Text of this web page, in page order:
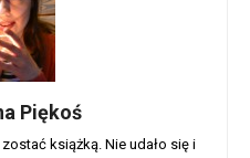
Piękoś
książką. Nie udało się i